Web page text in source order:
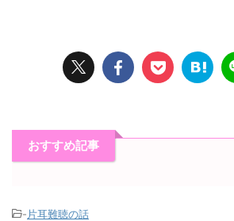
おすすめ記事
-片耳難聴の話